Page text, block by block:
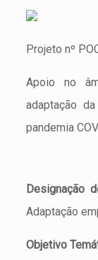
Projeto nº
Apoio no
adaptação
pandemia
Designação
Adaptação
Objetivo